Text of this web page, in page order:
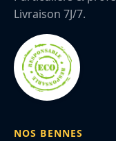
Livraison 7J/7.
NOS BENNES